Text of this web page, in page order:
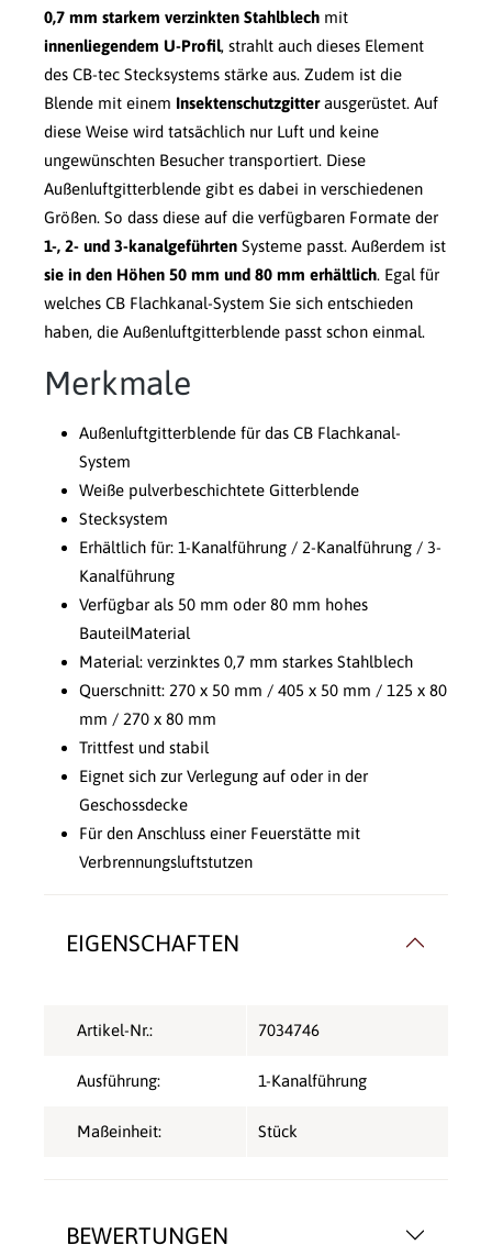
0,7 mm starkem verzinkten Stahlblech mit
innenliegendem U-Profil, strahlt auch dieses Element
des CB-tec Stecksystems stärke aus. Zudem ist die
Blende mit einem Insektenschutzgitterausgerüstet. Auf
diese Weise wird tatsächlich nur Luft und keine
ungewünschten Besucher transportiert. Diese
Außenluftgitterblende gibt es dabei in verschiedenen
Größen. So dass diese auf die verfügbaren Formate der
1-, 2- und 3-kanalgeführten Systeme passt. Außerdem ist
sie in den Höhen 50 mm und 80 mm erhältlich. Egal für
welches CB Flachkanal-System Sie sich entschieden
haben, die Außenluftgitterblende passt schon einmal.
Merkmale
Außenluftgitterblende für das CB Flachkanal-
System
Weiße pulverbeschichtete Gitterblende
Stecksystem
Erhältlich für: 1-Kanalführung / 2-Kanalführung / 3-
Kanalführung
Verfügbar als 50 mm oder 80 mm hohes
BauteilMaterial
Material: verzinktes 0,7 mm starkes Stahlblech
Querschnitt: 270 x 50 mm / 405 x 50 mm / 125 x 80
mm / 270 x 80 mm
Trittfest und stabil
Eignet sich zur Verlegung auf oder in der
Geschossdecke
Für den Anschluss einer Feuerstätte mit
Verbrennungsluftstutzen
BEWERTUNGEN
EIGENSCHAFTEN
Artikel-Nr.: 7034746
Ausführung: 1-Kanalführung
Maßeinheit: Stück